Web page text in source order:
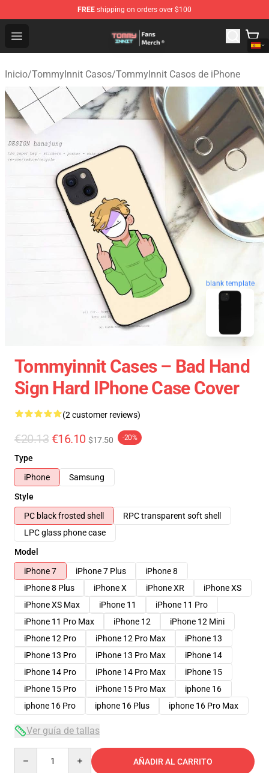
FREE shipping on orders over $100
Open menu
TommyInnit Store - Official TommyInnit Merchandise
Inicio/TommyInnit Casos/TommyInnit Casos de iPhone
blank template
Tommyinnit Cases – Bad Hand
Sign Hard IPhone Case Cover
(2 customer reviews)
€20.13 €16.10 $17.50 -20%
Type
iPhone
Samsung
Style
PC black frosted shell
RPC transparent soft shell
LPC glass phone case
Model
iPhone 7
iPhone 7 Plus
iPhone 8
iPhone 8 Plus
iPhone X iPhone XR
iPhone XS
iPhone XS Max
iPhone 11
iPhone 11 Pro
iPhone 11 Pro Max
iPhone 12
iPhone 12 Mini
iPhone 12 Pro
iPhone 12 Pro Max
iPhone 13
iPhone 13 Pro
iPhone 13 Pro Max
iPhone 14
iPhone 14 Pro
iPhone 14 Pro Max
iPhone 15
iPhone 15 Pro
iPhone 15 Pro Max
iphone 16
iphone 16 Pro
iphone 16 Plus iphone 16 Pro Max
Ver guía de tallas
AÑADIR AL CARRITO